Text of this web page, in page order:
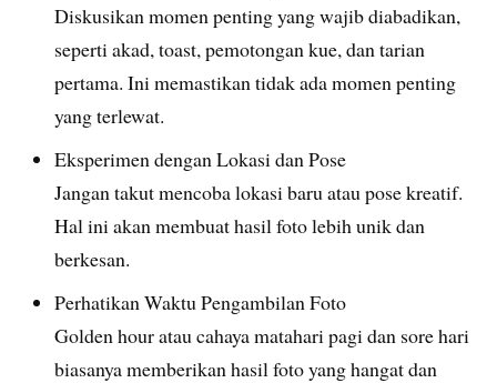
Diskusikan momen penting yang wajib diabadikan,
seperti akad, toast, pemotongan kue, dan tarian
pertama. Ini memastikan tidak ada momen penting
yang terlewat.
Eksperimen dengan Lokasi dan Pose
Jangan takut mencoba lokasi baru atau pose kreatif.
Hal ini akan membuat hasil foto lebih unik dan
berkesan.
Perhatikan Waktu Pengambilan Foto
Golden hour atau cahaya matahari pagi dan sore hari
biasanya memberikan hasil foto yang hangat dan